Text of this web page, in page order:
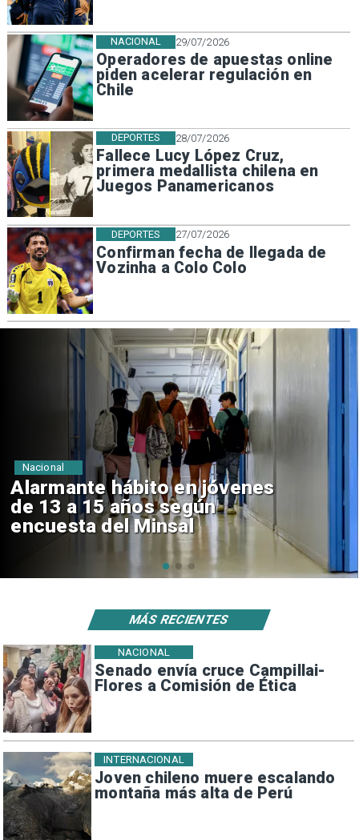
29/07/2026
Operadores de apuestas online
piden acelerar regulación en
Chile
NACIONAL
28/07/2026
Fallece Lucy López Cruz,
primera medallista chilena en
Juegos Panamericanos
DEPORTES
27/07/2026
Confirman fecha de llegada de
Vozinha a Colo Colo
DEPORTES
Aprueban creación del Parque
Sebastián Piñera con inversión
de $4 mil millones
Regiones
Senado envía cruce Campillai-
Flores a Comisión de Ética
NACIONAL
Joven chileno muere escalando
montaña más alta de Perú
INTERNACIONAL
MÁS RECIENTES